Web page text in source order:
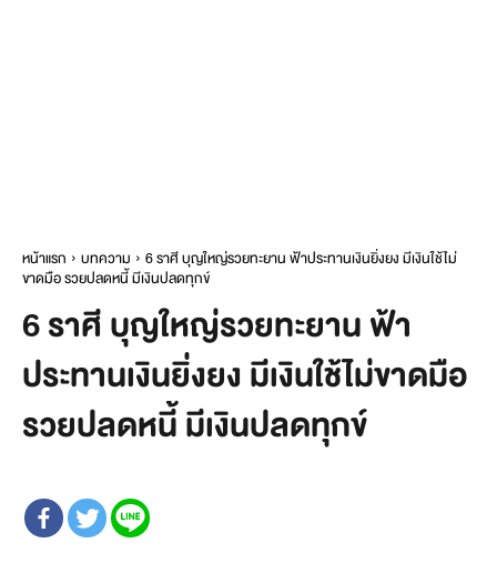
หน้าแรก บทความ
6 ราศี บุญใหญ่รวยทะยาน ฟ้าประทานเงินยิ่งยง มีเงินใช้ไม่
ขาดมือ รวยปลดหนี้ มีเงินปลดทุกข์
6 ราศี บุญใหญ่รวยทะยาน ฟ้า
ประทานเงินยิ่งยง มีเงินใช้ไม่ขาดมือ
รวยปลดหนี้ มีเงินปลดทุกข์